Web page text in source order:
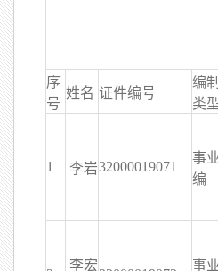
序
号
姓名 证件编号
编制
类
1 李岩32000019071
事
编
李宏
事